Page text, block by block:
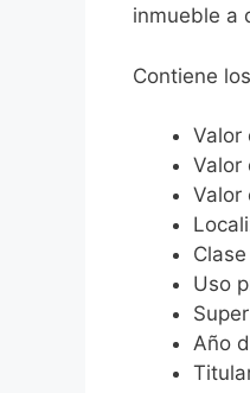
inmueble a
Contiene
Valor
Valor
Valor
Clase
Uso
Año